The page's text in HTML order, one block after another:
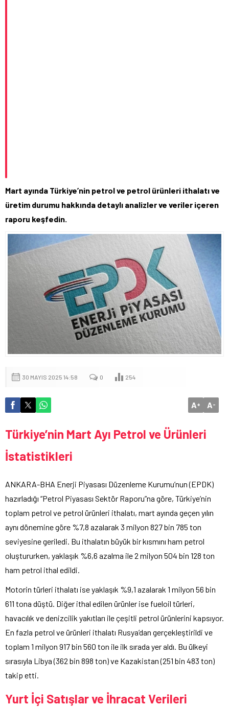
Mart ayında Türkiye’nin petrol ve petrol ürünleri ithalatı ve
üretim durumu hakkında detaylı analizler ve veriler içeren
raporu keşfedin.
30 MAYIS 2025 14:58 0 254
A+ A-
Türkiye’nin Mart Ayı Petrol ve Ürünleri
İstatistikleri
ANKARA-BHA Enerji Piyasası Düzenleme Kurumu’nun (EPDK)
hazırladığı “Petrol Piyasası Sektör Raporu”na göre, Türkiye’nin
toplam petrol ve petrol ürünleri ithalatı, mart ayında geçen yılın
aynı dönemine göre %7,8 azalarak 3 milyon 827 bin 785 ton
seviyesine geriledi. Bu ithalatın büyük bir kısmını ham petrol
oluştururken, yaklaşık %6,6 azalma ile 2 milyon 504 bin 128 ton
ham petrol ithal edildi.
Motorin türleri ithalatı ise yaklaşık %9,1 azalarak 1 milyon 56 bin
611 tona düştü. Diğer ithal edilen ürünler ise fueloil türleri,
havacılık ve denizcilik yakıtları ile çeşitli petrol ürünlerini kapsıyor.
En fazla petrol ve ürünleri ithalatı Rusya’dan gerçekleştirildi ve
toplam 1 milyon 917 bin 560 ton ile ilk sırada yer aldı. Bu ülkeyi
sırasıyla Libya (362 bin 898 ton) ve Kazakistan (251 bin 483 ton)
takip etti.
Yurt İçi Satışlar ve İhracat Verileri